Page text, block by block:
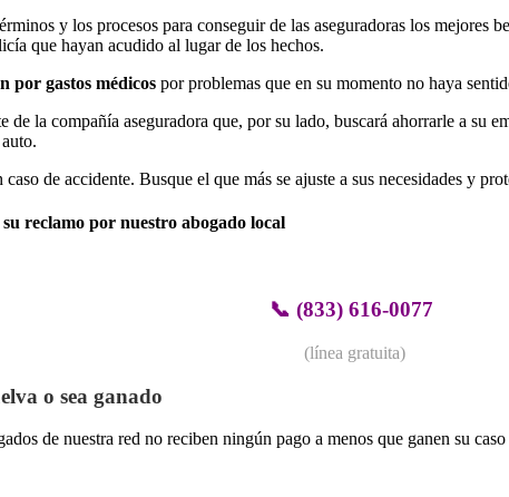
y los procesos para conseguir de las aseguradoras los mejores
que hayan acudido al lugar de los hechos.
por gastos médicos por problemas que en su momento no haya
la compañía aseguradora que, por su lado, buscará ahorrarle a su
caso de accidente. Busque el que más se ajuste a sus necesidades y
reclamo por nuestro abogado local
📞 (833) 616-0077
(línea gratuita)
o sea ganado
de nuestra red no reciben ningún pago a menos que ganen su